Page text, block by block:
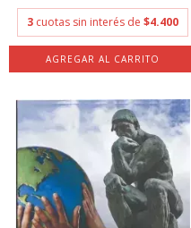
3 cuotas sin interés de $4.400